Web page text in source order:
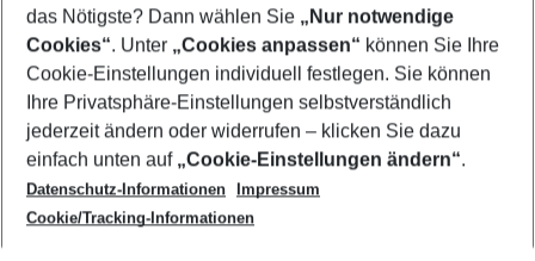
Footer
Footer navigation
Über uns
AGB
Cookie-Einstellungen ändern
Cookie-Richtlinie
Datenschutz
Service & Hilfe
Barrierefreies Reisen
Check-in
Folgen Sie uns
das Nötigste? Dann wählen Sie „Nur notwendige
Cookies“. Unter „Cookies anpassen“ können Sie Ihre
Cookie-Einstellungen individuell festlegen. Sie können
Ihre Privatsphäre-Einstellungen selbstverständlich
jederzeit ändern oder widerrufen – klicken Sie dazu
einfach unten auf „Cookie-Einstellungen ändern“.
Datenschutz-Informationen
Impressum
Cookie/Tracking-Informationen